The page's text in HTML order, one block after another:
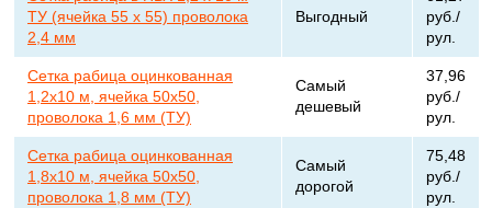
ТУ (ячейка 55 х 55) проволока
2,4 мм
Выгодный
руб./
рул.
Сетка рабица оцинкованная
1,2х10 м, ячейка 50х50,
проволока 1,6 мм (ТУ)
Самый
дешевый
37,96
руб./
рул.
Сетка рабица оцинкованная
1,8х10 м, ячейка 50х50,
проволока 1,8 мм (ТУ)
Самый
дорогой
75,48
руб./
рул.